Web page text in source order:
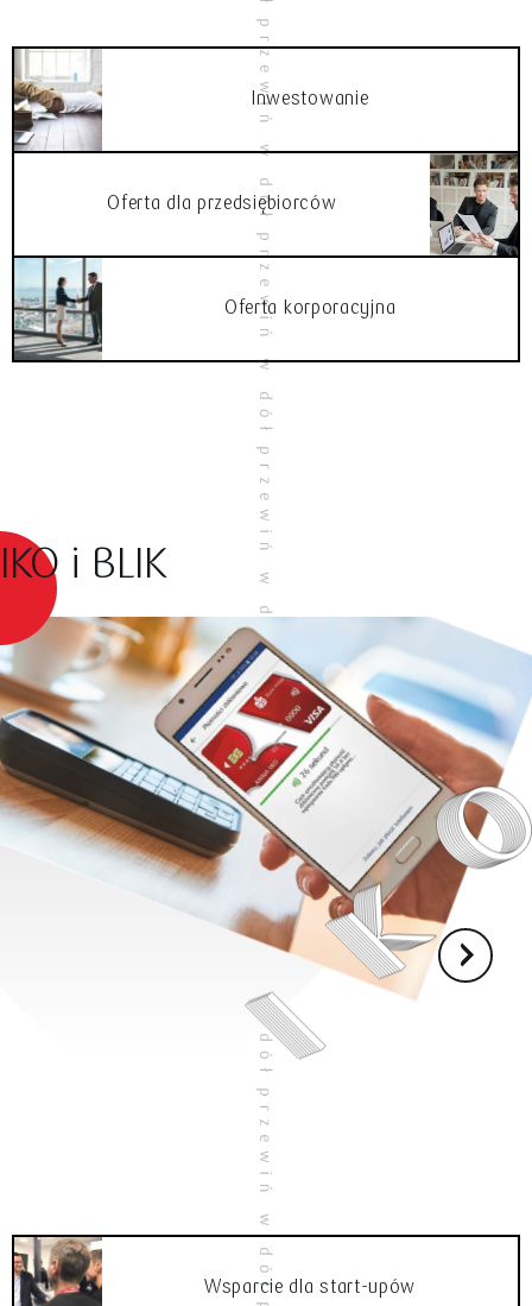
Inwestowanie
Oferta dla przedsiębiorców
Oferta korporacyjna
IKO i BLIK
Wsparcie dla start-upów